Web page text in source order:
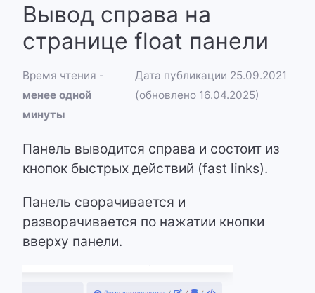
Вывод справа на
странице float панели
Время чтения -
менее одной
минуты
Дата публикации 25.09.2021
(обновлено 16.04.2025)
Панель выводится справа и состоит из
кнопок быстрых действий (fast links).
Панель сворачивается и
разворачивается по нажатии кнопки
вверху панели.